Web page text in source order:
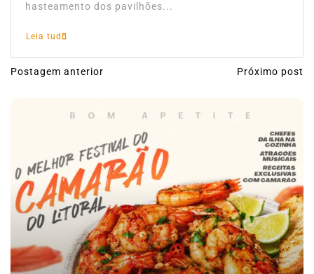
hasteamento dos pavilhões...
Leia tudo
N
g
a
ç
o
Postagem anterior Próximo post